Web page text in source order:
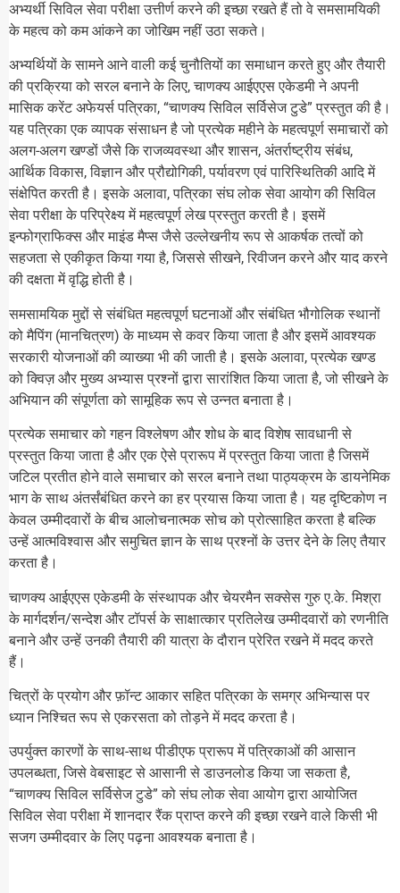
अभ्यर्थी सिविल सेवा परीक्षा उत्तीर्ण करने की इच्छा रखते हैं तो वे समसामयिकी
के महत्व को कम आंकने का जोखिम नहीं उठा सकते।
अभ्यर्थियों के सामने आने वाली कई चुनौतियों का समाधान करते हुए और तैयारी
की प्रक्रिया को सरल बनाने के लिए, चाणक्य आईएएस एकेडमी ने अपनी
मासिक करेंट अफेयर्स पत्रिका, “चाणक्य सिविल सर्विसेज टुडे” प्रस्तुत की है।
यह पत्रिका एक व्यापक संसाधन है जो प्रत्येक महीने के महत्वपूर्ण समाचारों को
अलग-अलग खण्डों जैसे कि राजव्यवस्था और शासन, अंतर्राष्ट्रीय संबंध,
आर्थिक विकास, विज्ञान और प्रौद्योगिकी, पर्यावरण एवं पारिस्थितिकी आदि में
संक्षेपित करती है। इसके अलावा, पत्रिका संघ लोक सेवा आयोग की सिविल
सेवा परीक्षा के परिप्रेक्ष्य में महत्वपूर्ण लेख प्रस्तुत करती है। इसमें
इन्फोग्राफिक्स और माइंड मैप्स जैसे उल्लेखनीय रूप से आकर्षक तत्वों को
सहजता से एकीकृत किया गया है, जिससे सीखने, रिवीजन करने और याद करने
की दक्षता में वृद्धि होती है।
समसामयिक मुद्दों से संबंधित महत्वपूर्ण घटनाओं और संबंधित भौगोलिक स्थानों
को मैपिंग (मानचित्रण) के माध्यम से कवर किया जाता है और इसमें आवश्यक
सरकारी योजनाओं की व्याख्या भी की जाती है। इसके अलावा, प्रत्येक खण्ड
को क्विज़ और मुख्य अभ्यास प्रश्नों द्वारा सारांशित किया जाता है, जो सीखने के
अभियान की संपूर्णता को सामूहिक रूप से उन्नत बनाता है।
प्रत्येक समाचार को गहन विश्लेषण और शोध के बाद विशेष सावधानी से
प्रस्तुत किया जाता है और एक ऐसे प्रारूप में प्रस्तुत किया जाता है जिसमें
जटिल प्रतीत होने वाले समाचार को सरल बनाने तथा पाठ्यक्रम के डायनेमिक
भाग के साथ अंतर्संबंधित करने का हर प्रयास किया जाता है। यह दृष्टिकोण न
केवल उम्मीदवारों के बीच आलोचनात्मक सोच को प्रोत्साहित करता है बल्कि
उन्हें आत्मविश्वास और समुचित ज्ञान के साथ प्रश्नों के उत्तर देने के लिए तैयार
करता है।
चाणक्य आईएएस एकेडमी के संस्थापक और चेयरमैन सक्सेस गुरु ए.के. मिश्रा
के मार्गदर्शन/सन्देश और टॉपर्स के साक्षात्कार प्रतिलेख उम्मीदवारों को रणनीति
बनाने और उन्हें उनकी तैयारी की यात्रा के दौरान प्रेरित रखने में मदद करते
हैं।
चित्रों के प्रयोग और फ़ॉन्ट आकार सहित पत्रिका के समग्र अभिन्यास पर
ध्यान निश्चित रूप से एकरसता को तोड़ने में मदद करता है।
उपर्युक्त कारणों के साथ-साथ पीडीएफ प्रारूप में पत्रिकाओं की आसान
उपलब्धता, जिसे वेबसाइट से आसानी से डाउनलोड किया जा सकता है,
“चाणक्य सिविल सर्विसेज टुडे” को संघ लोक सेवा आयोग द्वारा आयोजित
सिविल सेवा परीक्षा में शानदार रैंक प्राप्त करने की इच्छा रखने वाले किसी भी
सजग उम्मीदवार के लिए पढ़ना आवश्यक बनाता है।